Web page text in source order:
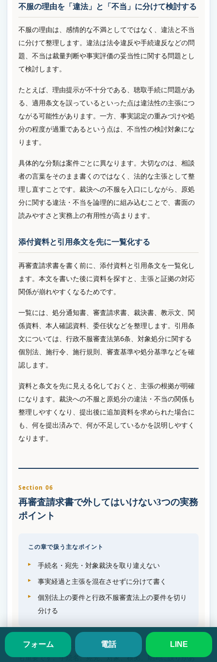
不服の理由を「違法」と「不当」に分けて検討する
不服の理由は、感情的な不満としてではなく、違法と不当
に分けて整理します。違法は法令違反や手続違反などの問
題、不当は裁量判断や事実評価の妥当性に関する問題とし
て検討します。
たとえば、理由提示が不十分である、聴取手続に問題があ
る、適用条文を誤っているといった点は違法性の主張につ
ながる可能性があります。一方、事実認定の重みづけや処
分の程度が過重であるという点は、不当性の検討対象にな
ります。
具体的な分類は案件ごとに異なります。大切なのは、相談
者の言葉をそのまま書くのではなく、法的な主張として整
理し直すことです。裁決への不服を入口にしながら、原処
分に関する違法・不当を論理的に組み込むことで、書面の
読みやすさと実務上の有用性が高まります。
添付資料と引用条文を先に一覧化する
再審査請求書を書く前に、添付資料と引用条文を一覧化し
ます。本文を書いた後に資料を探すと、主張と証拠の対応
関係が崩れやすくなるためです。
一覧には、処分通知書、審査請求書、裁決書、教示文、関
係資料、本人確認資料、委任状などを整理します。引用条
文については、行政不服審査法第6条、対象処分に関する
個別法、施行令、施行規則、審査基準や処分基準などを確
認します。
資料と条文を先に見える化しておくと、主張の根拠が明確
になります。裁決への不服と原処分の違法・不当の関係も
整理しやすくなり、提出後に追加資料を求められた場合に
も、何を提出済みで、何が不足しているかを説明しやすく
なります。
Section 06
再審査請求書で外してはいけない3つの実務
ポイント
この章で扱う主なポイント
手続名・宛先・対象裁決を取り違えない
事実経過と主張を混在させずに分けて書く
個別法上の要件と行政不服審査法上の要件を切り
分ける
再審査請求書では、主張内容だけでなく、形式面の正確さ
も重要です。手続名、宛先、対象、根拠、期間に誤りがあ
フォーム 電話 LINE